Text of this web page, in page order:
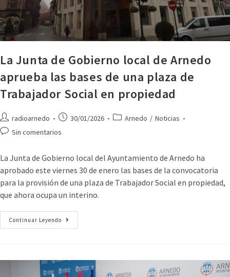
La Junta de Gobierno local de Arnedo
aprueba las bases de una plaza de
Trabajador Social en propiedad
radioarnedo 30/01/2026 Arnedo / Noticias
Sin comentarios
La Junta de Gobierno local del Ayuntamiento de Arnedo ha
aprobado este viernes 30 de enero las bases de la convocatoria
para la provisión de una plaza de Trabajador Social en propiedad,
que ahora ocupa un interino.
Continuar Leyendo